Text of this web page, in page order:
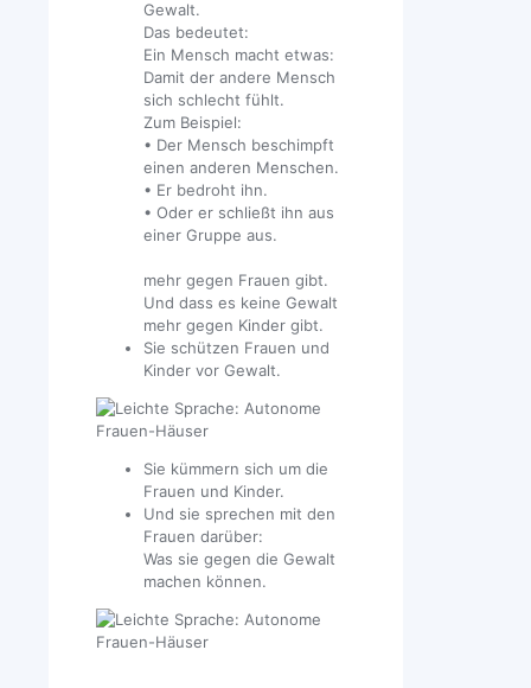
Gewalt.
Das bedeutet:
Ein Mensch macht etwas:
Damit der andere Mensch
sich schlecht fühlt.
Zum Beispiel:
• Der Mensch beschimpft
einen anderen Menschen.
• Er bedroht ihn.
• Oder er schließt ihn aus
einer Gruppe aus.
mehr gegen Frauen gibt.
Und dass es keine Gewalt
mehr gegen Kinder gibt.
Sie schützen Frauen und
Kinder vor Gewalt.
Sie kümmern sich um die
Frauen und Kinder.
Und sie sprechen mit den
Frauen darüber:
Was sie gegen die Gewalt
machen können.